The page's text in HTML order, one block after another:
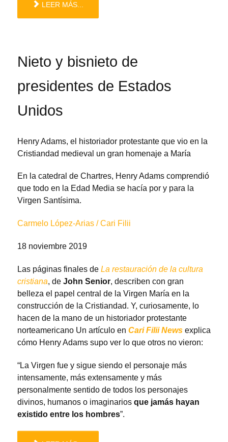
LEER MÁS...
Nieto y bisnieto de
presidentes de Estados
Unidos
Henry Adams, el historiador protestante que vio en la
Cristiandad medieval un gran homenaje a María
En la catedral de Chartres, Henry Adams comprendió
que todo en la Edad Media se hacía por y para la
Virgen Santísima.
Carmelo López-Arias / Cari Filii
18 noviembre 2019
Las páginas finales de La restauración de la cultura
cristiana, de John Senior, describen con gran
belleza el papel central de la Virgen María en la
construcción de la Cristiandad. Y, curiosamente, lo
hacen de la mano de un historiador protestante
norteamericano Un artículo en Cari Filii News explica
cómo Henry Adams supo ver lo que otros no vieron:
“La Virgen fue y sigue siendo el personaje más
intensamente, más extensamente y más
personalmente sentido de todos los personajes
divinos, humanos o imaginarios que jamás hayan
existido entre los hombres”.